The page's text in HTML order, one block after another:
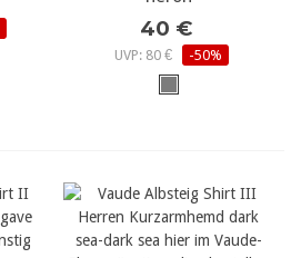
40 €
UVP: 80 € -50%